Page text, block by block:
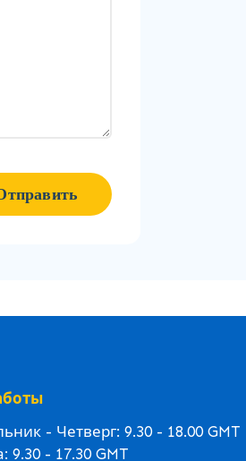
- Четверг: 9.30 - 18.00 GMT
9.30 - 17.30 GMT